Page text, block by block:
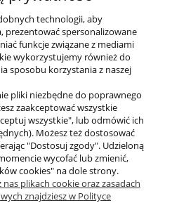
KONTO
technologii, aby
prezentować spersonalizowane
funkcje związane z mediami
wykorzystujemy również do
sposobu korzystania z naszej
pliki niezbędne do poprawnego
zaakceptować wszystkie
wszystkie", lub odmówić ich
Możesz też dostosować
"Dostosuj zgody". Udzieloną
wycofać lub zmienić,
cookies" na dole strony.
nas plikach cookie oraz zasadach
znajdziesz w Polityce